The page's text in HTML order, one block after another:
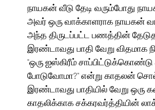
நாயகன் வீடு தேடி வரும்போது
அவர் ஒரு வாக்காளராக நாயகன்
அந்த திருடப்பட்ட பணத்தின்
இரண்டாவது பாதி வேறு விதமாக
"ஒரு ஐஸ்கிரீம்
போடுவோமா?" என்று காதலன்
இரண்டாவது பாதியில் வேறு ஒரு
காதலிக்காக சக்கரவர்த்தியின்